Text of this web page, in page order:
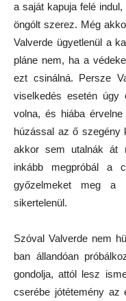
a saját kapuja felé
öngólt szerez. Még
Valverde ügyetlenül a
pláne nem, ha a
ezt csinálná. Persze
viselkedés esetén úgy
volna, és hiába
húzással az ő szegény
akkor sem utalnák át
inkább megpróbál a
győzelmeket meg
sikertelenül.
Szóval Valverde nem
ban állandóan
gondolja, attól lesz
cserébe jótétemény az